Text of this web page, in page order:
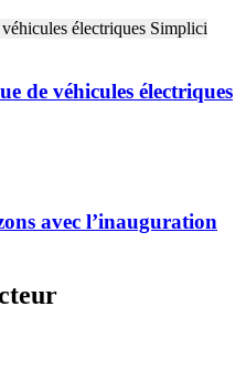
de véhicules électriques
avec l’inauguration